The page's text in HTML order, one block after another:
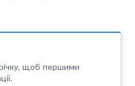
щоб першими